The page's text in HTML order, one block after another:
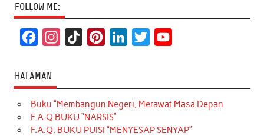
FOLLOW ME:
c
e
b
o
t
a
g
T
o
k
t
e
r
k
e
d
t
t
e
T
u
b
HALAMAN
Buku “Membangun Negeri, Merawat Masa Depan
F.A.Q BUKU “NARSIS”
F.A.Q. BUKU PUISI “MENYESAP SENYAP”